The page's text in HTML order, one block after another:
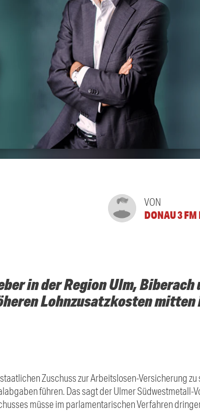
VON
DONAU 3
in der Region Ulm, Biberach
Lohnzusatzkosten mitten
Zuschuss zur Arbeitslosen-Versicherung
führen. Das sagt der Ulmer Südwestmetall-
müsse im parlamentarischen Verfahren